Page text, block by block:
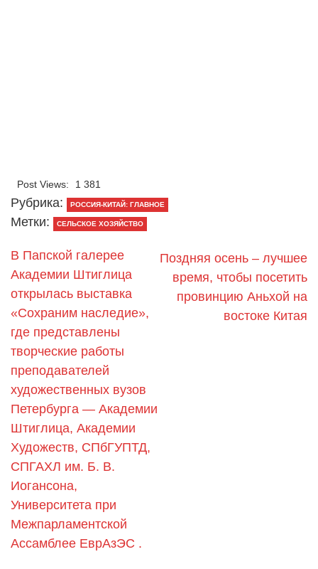
Post Views: 1 381
Рубрика: РОССИЯ-КИТАЙ: ГЛАВНОЕ
Метки: СЕЛЬСКОЕ ХОЗЯЙСТВО
В Папской галерее
Академии Штиглица
открылась выставка
«Сохраним наследие»,
где представлены
творческие работы
преподавателей
художественных вузов
Петербурга — Академии
Штиглица, Академии
Художеств, СПбГУПТД,
СПГАХЛ им. Б. В.
Иогансона,
Университета при
Межпарламентской
Ассамблее ЕврАзЭС .
Поздняя осень – лучшее
время, чтобы посетить
провинцию Аньхой на
востоке Китая